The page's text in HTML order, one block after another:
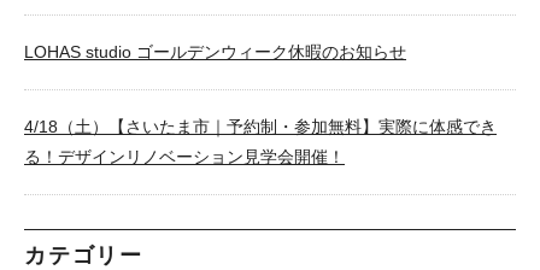
LOHAS studio ゴールデンウィーク休暇のお知らせ
4/18（土）【さいたま市｜予約制・参加無料】実際に体感でき
る！デザインリノベーション見学会開催！
カテゴリー